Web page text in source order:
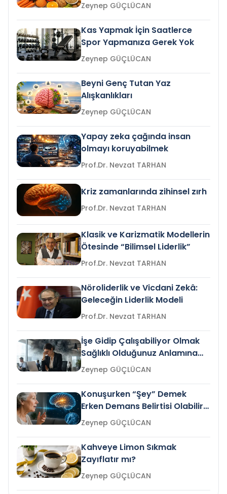
Zeynep GÜÇLÜCAN
Kas Yapmak İçin Saatlerce
Spor Yapmanıza Gerek Yok
Zeynep GÜÇLÜCAN
Beyni Genç Tutan Yaz
Alışkanlıkları
Zeynep GÜÇLÜCAN
Yapay zeka çağında insan
olmayı koruyabilmek
Prof.Dr. Nevzat TARHAN
Kriz zamanlarında zihinsel zırh
Prof.Dr. Nevzat TARHAN
Klasik ve Karizmatik Modellerin
Ötesinde “Bilimsel Liderlik”
Prof.Dr. Nevzat TARHAN
Nöroliderlik ve Vicdani Zekâ:
Geleceğin Liderlik Modeli
Prof.Dr. Nevzat TARHAN
İşe Gidip Çalışabiliyor Olmak
Sağlıklı Olduğunuz Anlamına
Gelir mi?Zeynep GÜÇLÜCAN
Konuşurken “Şey” Demek
Erken Demans Belirtisi Olabilir
mi?
Zeynep GÜÇLÜCAN
Kahveye Limon Sıkmak
Zayıflatır mı?
Zeynep GÜÇLÜCAN